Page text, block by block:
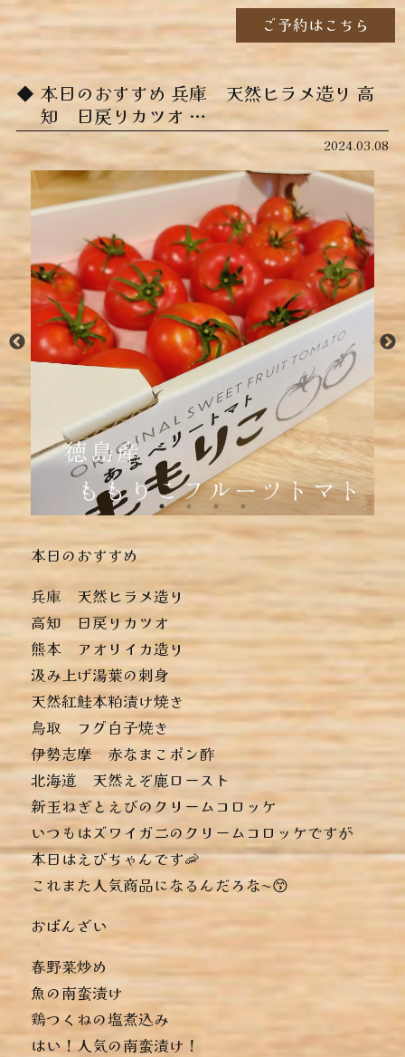
ご予約はこちら
本日のおすすめ ︎兵庫 天然ヒラメ造り ︎高
知 日戻りカツオ ︎…
2024.03.08
本日のおすすめ
︎兵庫 天然ヒラメ造り
︎高知 日戻りカツオ
︎熊本 アオリイカ造り
︎汲み上げ湯葉の刺身
︎天然紅鮭本粕漬け焼き
︎鳥取 フグ白子焼き
︎伊勢志摩 赤なまこポン酢
︎北海道 天然えぞ鹿ロースト
︎新玉ねぎとえびのクリームコロッケ
いつもはズワイガニのクリームコロッケですが
本日はえびちゃんです🦐
これまた人気商品になるんだろな〜😙
おばんざい
︎春野菜炒め
︎魚の南蛮漬け
︎鶏つくねの塩煮込み
はい！人気の南蛮漬け！